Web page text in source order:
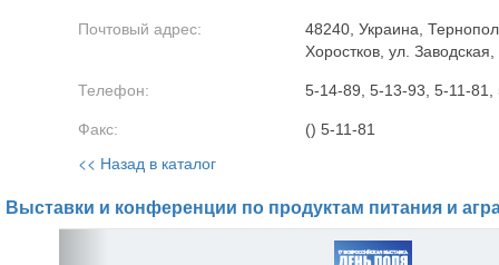
Почтовый адрес:
48240, Украина,
Хоростков, ул. Заводская,
Телефон: 5-14-89, 5-13-93, 5-11-81,
Факс: () 5-11-81
<< Назад в каталог
Выставки и конференции по продуктам питания и